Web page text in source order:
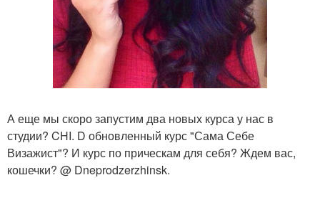
А еще мы скоро запустим два новых курса у нас в
студии? CHI. D обновленный курс "Сама Себе
Визажист"? И курс по прическам для себя? Ждем вас,
кошечки? @ Dneprodzerzhinsk.